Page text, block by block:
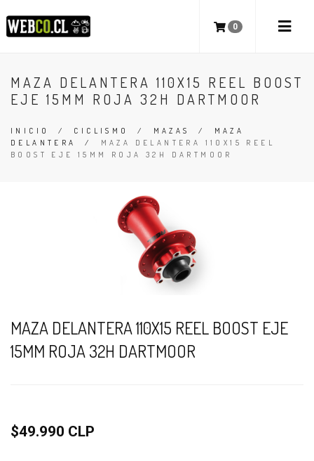
0
MAZA DELANTERA 110X15 REEL BOOST
EJE 15MM ROJA 32H DARTMOOR
INICIO / CICLISMO / MAZAS / MAZA
DELANTERA
/ MAZA DELANTERA 110X15 REEL
BOOST EJE 15MM ROJA 32H DARTMOOR
MAZA DELANTERA 110X15 REEL BOOST EJE
15MM ROJA 32H DARTMOOR
$49.990 CLP